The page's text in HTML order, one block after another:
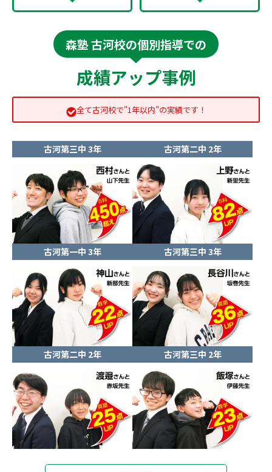
森塾 古河校の個別指導での
成績アップ事例
全て古河校で"1年以内"の実績です！
古河第三中 3年 古河第二中 2年
古河第一中 3年 古河第三中 3年
古河第二中 2年 古河第三中 2年